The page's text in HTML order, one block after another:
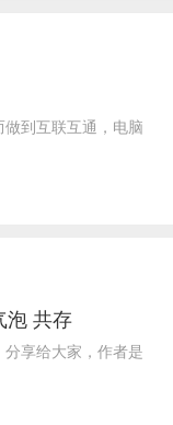
到互联互通，电脑
泡 共存
享给大家，作者是